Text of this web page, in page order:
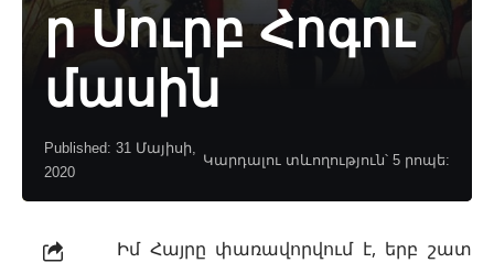
ր Սուրբ Հոգու
մասին
Published: 31 Մայիսի,
2020
Կարդալու տևողություն՝ 5 րոպե:
Իմ Հայրը փառավորվում է, երբ շատ